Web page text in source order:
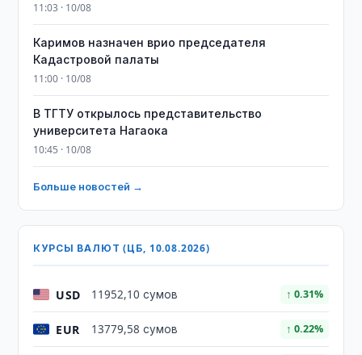
11:03 · 10/08
Каримов назначен врио председателя
Кадастровой палаты
11:00 · 10/08
В ТГТУ открылось представительство
университета Нагаока
10:45 · 10/08
Больше новостей →
КУРСЫ ВАЛЮТ (ЦБ, 10.08.2026)
USD 11952,10 сумов ↑ 0.31%
EUR 13779,58 сумов ↑ 0.22%